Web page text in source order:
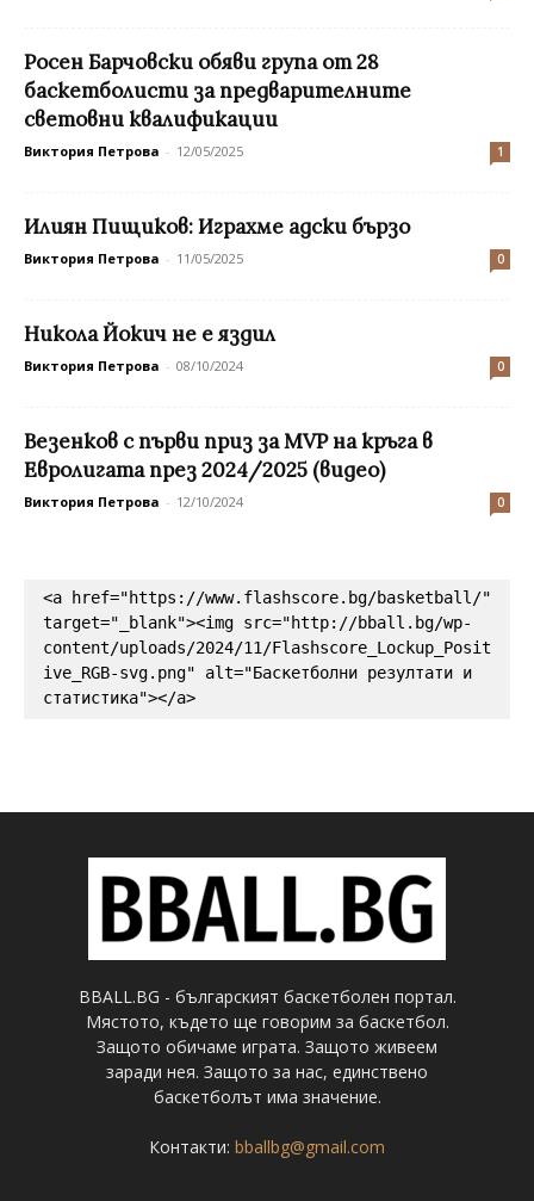
Росен Барчовски обяви група от 28
баскетболисти за предварителните
световни квалификации
Виктория Петрова - 12/05/2025 1
Илиян Пищиков: Играхме адски бързо
Виктория Петрова - 11/05/2025 0
Никола Йокич не е яздил
Виктория Петрова - 08/10/2024 0
Везенков с първи приз за MVP на кръга в
Евролигата през 2024/2025 (видео)
Виктория Петрова - 12/10/2024 0
<a href="https://www.flashscore.bg/basketball/"
target="_blank"><img src="http://bball.bg/wp-
content/uploads/2024/11/Flashscore_Lockup_Posit
ive_RGB-svg.png" alt="Баскетболни резултати и
статистика"></a>
BBALL.BG - българският баскетболен портал.
Мястото, където ще говорим за баскетбол.
Защото обичаме играта. Защото живеем
заради нея. Защото за нас, единствено
баскетболът има значение.
Контакти: bballbg@gmail.com